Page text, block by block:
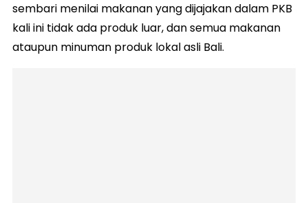
sembari menilai makanan yang dijajakan dalam PKB
kali ini tidak ada produk luar, dan semua makanan
ataupun minuman produk lokal asli Bali.